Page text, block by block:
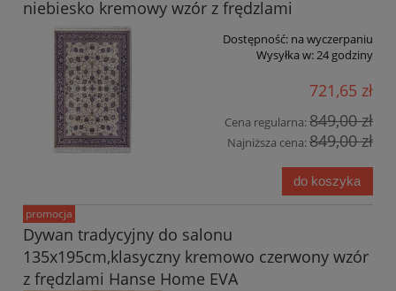
niebiesko kremowy wzór z frędzlami
Dostępność: na wyczerpaniu
Wysyłka w:24 godziny
721,65 zł
Cena regularna:849,00 zł
Najniższa cena:849,00 zł
do koszyka
Dywan tradycyjny do salonu
135x195cm,klasyczny kremowo czerwony wzór
z frędzlami Hanse Home EVA
promocja